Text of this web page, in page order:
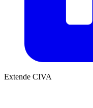
Extende CIVA